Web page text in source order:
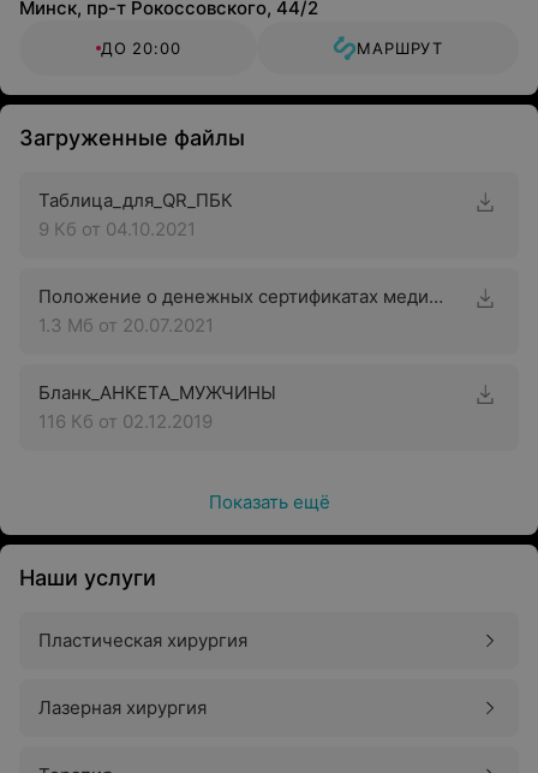
Минск, пр-т Рокоссовского, 44/2
ДО 20:00 МАРШРУТ
Загруженные файлы
Таблица_для_QR_ПБК
9 Кб от 04.10.2021
Положение о денежных сертификатах медицинского центра «Аква-Минск Клиника»
1.3 Мб от 20.07.2021
Бланк_АНКЕТА_МУЖЧИНЫ
116 Кб от 02.12.2019
Показать ещё
Наши услуги
Пластическая хирургия
Лазерная хирургия